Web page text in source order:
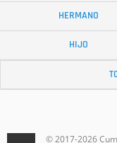
HERMANO
HIJO
© 2017-2026